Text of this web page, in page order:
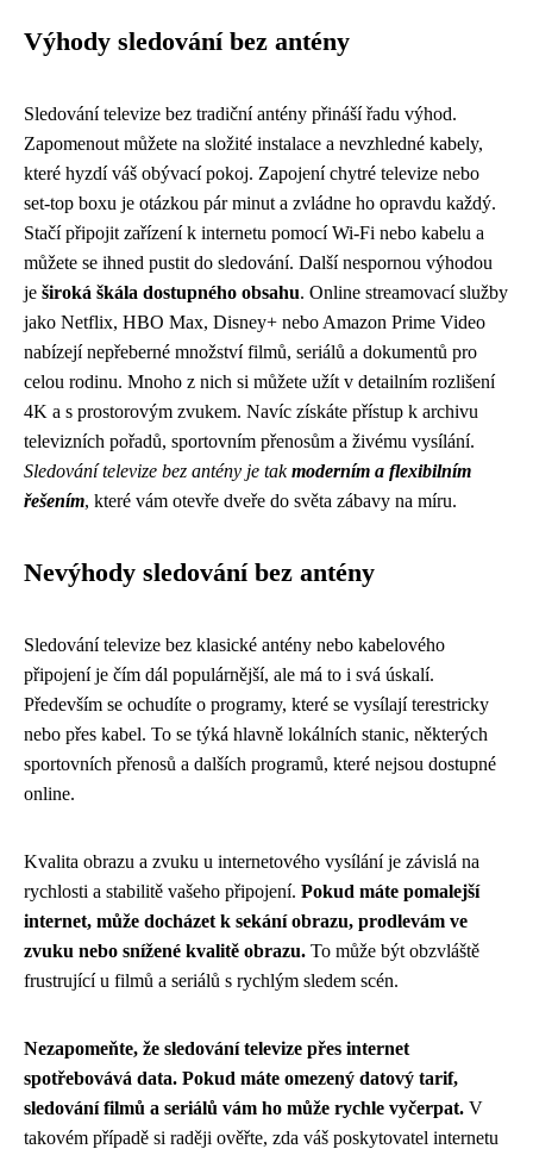
Výhody sledování bez antény
Sledování televize bez tradiční antény přináší řadu výhod.
Zapomenout můžete na složité instalace a nevzhledné kabely,
které hyzdí váš obývací pokoj. Zapojení chytré televize nebo
set-top boxu je otázkou pár minut a zvládne ho opravdu každý.
Stačí připojit zařízení k internetu pomocí Wi-Fi nebo kabelu a
můžete se ihned pustit do sledování. Další nespornou výhodou
je široká škála dostupného obsahu. Online streamovací služby
jako Netflix, HBO Max, Disney+ nebo Amazon Prime Video
nabízejí nepřeberné množství filmů, seriálů a dokumentů pro
celou rodinu. Mnoho z nich si můžete užít v detailním rozlišení
4K a s prostorovým zvukem. Navíc získáte přístup k archivu
televizních pořadů, sportovním přenosům a živému vysílání.
Sledování televize bez antény je takmoderním a flexibilním
řešením, které vám otevře dveře do světa zábavy na míru.
Nevýhody sledování bez antény
Sledování televize bez klasické antény nebo kabelového
připojení je čím dál populárnější, ale má to i svá úskalí.
Především se ochudíte o programy, které se vysílají terestricky
nebo přes kabel. To se týká hlavně lokálních stanic, některých
sportovních přenosů a dalších programů, které nejsou dostupné
online.
Kvalita obrazu a zvuku u internetového vysílání je závislá na
rychlosti a stabilitě vašeho připojení. Pokud máte pomalejší
internet, může docházet k sekání obrazu, prodlevám ve
zvuku nebo snížené kvalitě obrazu. To může být obzvláště
frustrující u filmů a seriálů s rychlým sledem scén.
Nezapomeňte, že sledování televize přes internet
spotřebovává data. Pokud máte omezený datový tarif,
sledování filmů a seriálů vám ho může rychle vyčerpat. V
takovém případě si raději ověřte, zda váš poskytovatel internetu